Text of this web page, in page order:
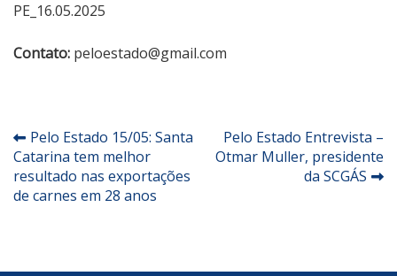
PE_16.05.2025
Contato: peloestado@gmail.com
Navegação
de
Post
Pelo Estado 15/05: Santa
Catarina tem melhor
resultado nas exportações
de carnes em 28 anos
Pelo Estado Entrevista –
Otmar Muller, presidente
da SCGÁS